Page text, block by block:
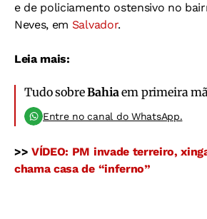
e de policiamento ostensivo no
Neves, em Salvador.
Leia mais:
Tudo sobreBahiaem primeira
Entre no canal do WhatsApp.
>>VÍDEO: PM invade terreiro,
chama casa de “inferno”